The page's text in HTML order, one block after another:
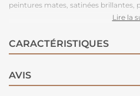
peintures mates, satinées brillantes,
colorants sont solides à la lumière et
lorsqu'ils sont utilisés dans les teintes
Lire la
CARACTÉRISTIQUES
AVIS